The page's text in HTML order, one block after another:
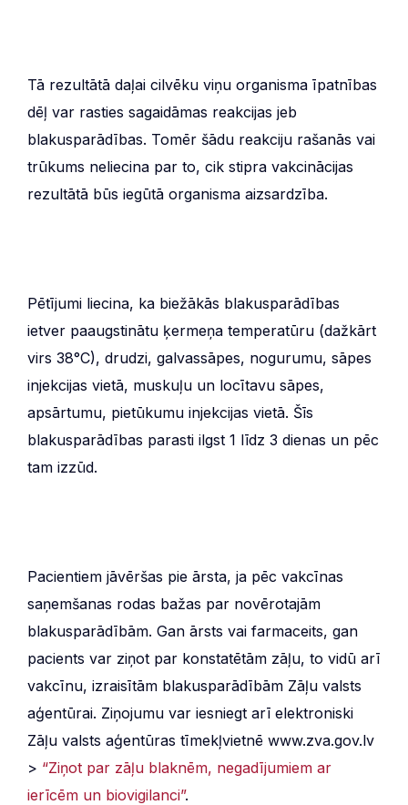
Tā rezultātā daļai cilvēku viņu organisma īpatnības
dēļ var rasties sagaidāmas reakcijas jeb
blakusparādības. Tomēr šādu reakciju rašanās vai
trūkums neliecina par to, cik stipra vakcinācijas
rezultātā būs iegūtā organisma aizsardzība.
Pētījumi liecina, ka biežākās blakusparādības
ietver paaugstinātu ķermeņa temperatūru (dažkārt
virs 38°C), drudzi, galvassāpes, nogurumu, sāpes
injekcijas vietā, muskuļu un locītavu sāpes,
apsārtumu, pietūkumu injekcijas vietā. Šīs
blakusparādības parasti ilgst 1 līdz 3 dienas un pēc
tam izzūd.
Pacientiem jāvēršas pie ārsta, ja pēc vakcīnas
saņemšanas rodas bažas par novērotajām
blakusparādībām. Gan ārsts vai farmaceits, gan
pacients var ziņot par konstatētām zāļu, to vidū arī
vakcīnu, izraisītām blakusparādībām Zāļu valsts
aģentūrai. Ziņojumu var iesniegt arī elektroniski
Zāļu valsts aģentūras tīmekļvietnē www.zva.gov.lv
> “Ziņot par zāļu blaknēm, negadījumiem ar
ierīcēm un biovigilanci”.